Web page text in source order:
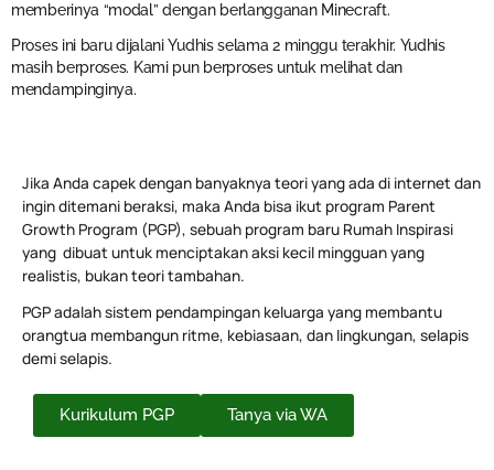
memberinya “modal” dengan berlangganan Minecraft.
Proses ini baru dijalani Yudhis selama 2 minggu terakhir. Yudhis
masih berproses. Kami pun berproses untuk melihat dan
mendampinginya.
Jika Anda capek dengan banyaknya teori yang ada di internet dan
ingin ditemani beraksi, maka Anda bisa ikut program Parent
Growth Program (PGP), sebuah program baru Rumah Inspirasi
yang dibuat untuk menciptakan aksi kecil mingguan yang
realistis, bukan teori tambahan.
PGP adalah sistem pendampingan keluarga yang membantu
orangtua membangun ritme, kebiasaan, dan lingkungan, selapis
demi selapis.
Kurikulum PGP Tanya via WA